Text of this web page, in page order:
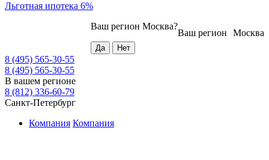
Льготная ипотека 6%
Москва
Ваш регион
Ваш регион Москва?
8 (495) 565-30-55
8 (495) 565-30-55
В вашем регионе
8 (812) 336-60-79
Санкт-Петербург
Компания Компания